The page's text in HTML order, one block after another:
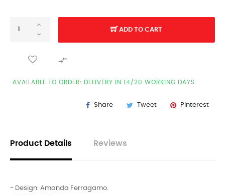
ADD TO CART

AVAILABLE TO ORDER: DELIVERY IN 14/20 WORKING DAYS
Share Tweet Pinterest
Product Details Reviews
- Design: Amanda Ferragamo.